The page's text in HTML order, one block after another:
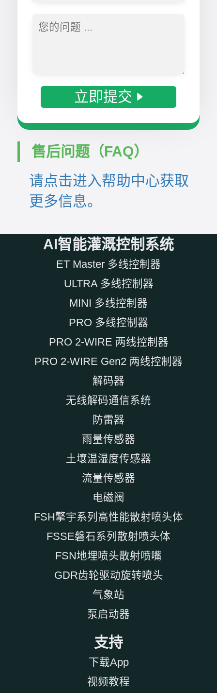
立即提交
售后问题（FAQ）
请点击进入帮助中心获取
更多信息。
AI智能灌溉控制系统
ET Master 多线控制器
ULTRA 多线控制器
MINI 多线控制器
PRO 多线控制器
PRO 2-WIRE 两线控制器
PRO 2-WIRE Gen2 两线控制器
解码器
无线解码通信系统
防雷器
雨量传感器
土壤温湿度传感器
流量传感器
电磁阀
FSH擎宇系列高性能散射喷头体
FSSE磐石系列散射喷头体
FSN地埋喷头散射喷嘴
GDR齿轮驱动旋转喷头
气象站
泵启动器
支持
下载App
视频教程